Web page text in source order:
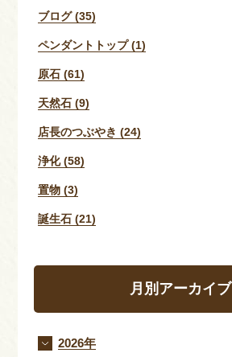
ブログ (35)
ペンダントトップ (1)
原石 (61)
天然石 (9)
店長のつぶやき (24)
浄化 (58)
置物 (3)
誕生石 (21)
月別アーカイブ
2026年